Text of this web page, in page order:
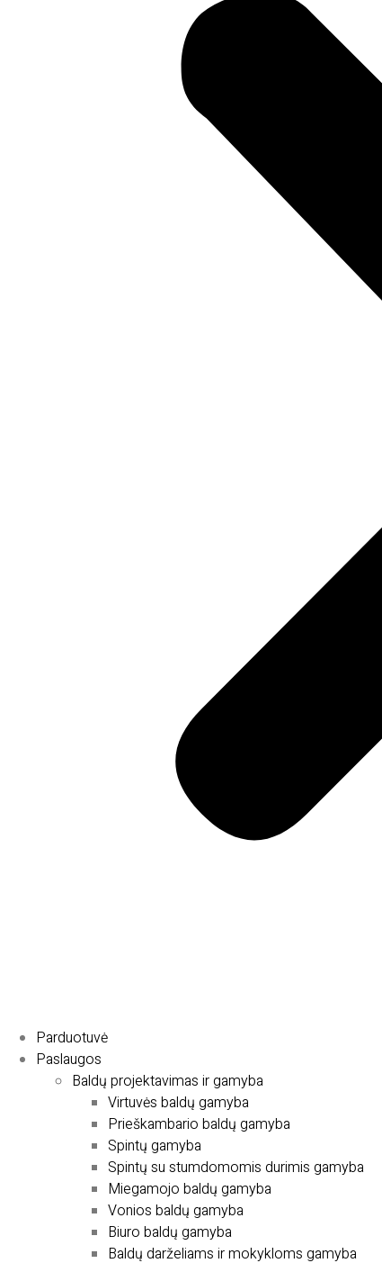
Parduotuvė
Paslaugos
Baldų projektavimas ir gamyba
Virtuvės baldų gamyba
Prieškambario baldų gamyba
Spintų gamyba
Spintų su stumdomomis durimis gamyba
Miegamojo baldų gamyba
Vonios baldų gamyba
Biuro baldų gamyba
Baldų darželiams ir mokykloms gamyba